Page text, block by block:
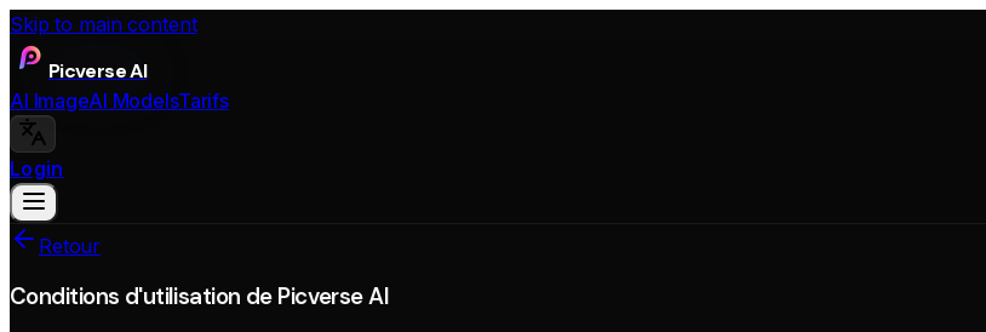
Skip to main content
Picverse AI
AI ImageAI ModelsTarifs
Login
Retour
Conditions d'utilisation de Picverse AI